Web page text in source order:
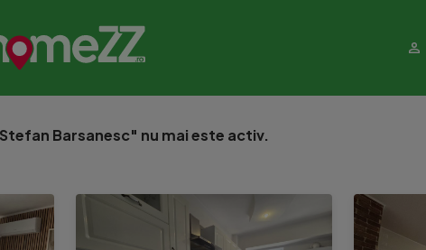
Barsanesc" nu mai este activ.